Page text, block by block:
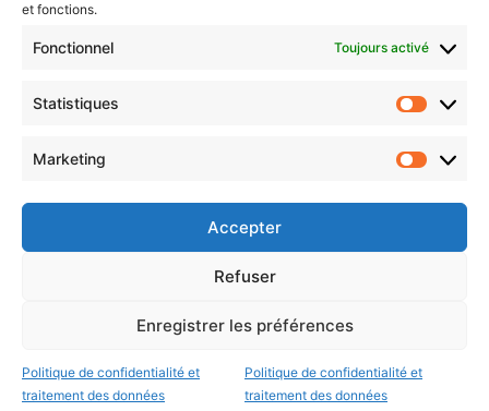
et fonctions.
Fonctionnel Toujours activé
Statistiques
Marketing
Accepter
Refuser
Enregistrer les préférences
Politique de confidentialité et
traitement des données
Politique de confidentialité et
traitement des données
Choisissez : matin, soir ou hebdo ?
votre
Metz Plage